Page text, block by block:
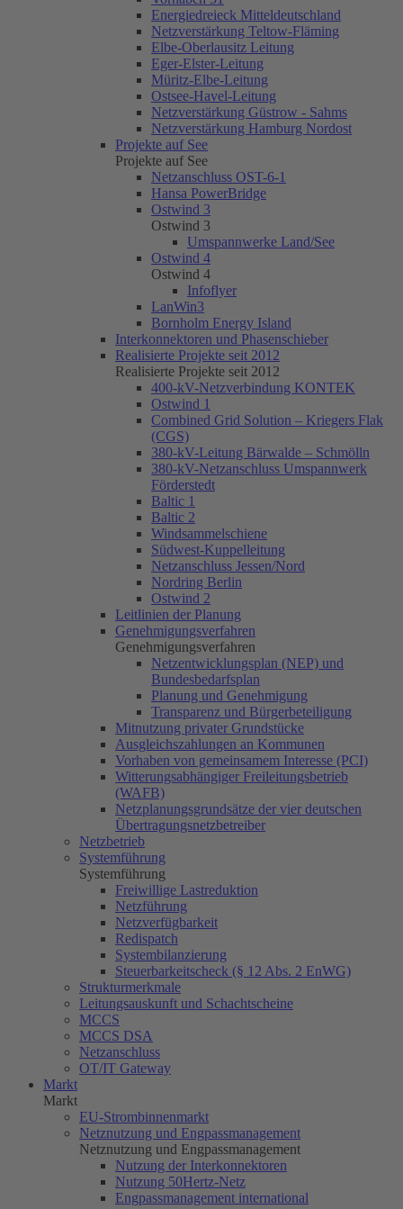
Energiedreieck Mitteldeutschland
Netzverstärkung Teltow-Fläming
Elbe-Oberlausitz Leitung
Eger-Elster-Leitung
Müritz-Elbe-Leitung
Ostsee-Havel-Leitung
Netzverstärkung Güstrow - Sahms
Netzverstärkung Hamburg Nordost
Projekte auf See
Projekte auf See
Netzanschluss OST-6-1
Hansa PowerBridge
Ostwind 3
Ostwind 3
Umspannwerke Land/See
Ostwind 4
Ostwind 4
Infoflyer
LanWin3
Bornholm Energy Island
Interkonnektoren und Phasenschieber
Realisierte Projekte seit 2012
Realisierte Projekte seit 2012
400-kV-Netzverbindung KONTEK
Ostwind 1
Combined Grid Solution – Kriegers Flak
(CGS)
380-kV-Leitung Bärwalde – Schmölln
380-kV-Netzanschluss Umspannwerk
Förderstedt
Baltic 1
Baltic 2
Windsammelschiene
Südwest-Kuppelleitung
Netzanschluss Jessen/Nord
Nordring Berlin
Ostwind 2
Leitlinien der Planung
Genehmigungsverfahren
Genehmigungsverfahren
Netzentwicklungsplan (NEP) und
Bundesbedarfsplan
Planung und Genehmigung
Transparenz und Bürgerbeteiligung
Mitnutzung privater Grundstücke
Ausgleichszahlungen an Kommunen
Vorhaben von gemeinsamem Interesse (PCI)
Witterungsabhängiger Freileitungsbetrieb
(WAFB)
Netzplanungsgrundsätze der vier deutschen
Übertragungsnetzbetreiber
Netzbetrieb
Systemführung
Systemführung
Freiwillige Lastreduktion
Netzführung
Netzverfügbarkeit
Redispatch
Systembilanzierung
Steuerbarkeitscheck (§ 12 Abs. 2 EnWG)
Strukturmerkmale
Leitungsauskunft und Schachtscheine
MCCS
MCCS DSA
Netzanschluss
OT/IT Gateway
Markt
Markt
EU-Strombinnenmarkt
Netznutzung und Engpassmanagement
Netznutzung und Engpassmanagement
Nutzung der Interkonnektoren
Nutzung 50Hertz-Netz
Engpassmanagement international